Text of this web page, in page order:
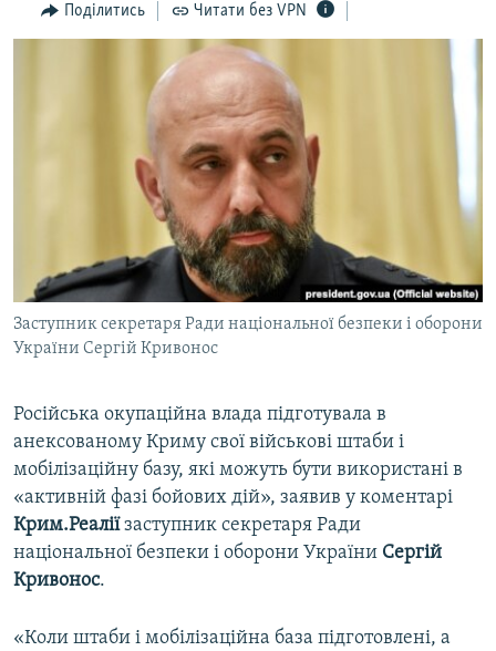
пошукуІНТЕРВ'Ю
СПЕЦПРОЕКТИ
ВІДЕОУРОКИ «ELIFBE»
СВІДЧЕННЯ ОКУПАЦІЇ
УКРАЇНСЬКА ПРОБЛЕМА КРИМУ
ІНФОГРАФІКА
ЯК ОБІЙТИ БЛОКУВАННЯ
ДОЛУЧАЙСЯ!
Поділитись Читати без VPN
Заступник секретаря Ради національної безпеки і оборони
України Сергій Кривонос
Російська окупаційна влада підготувала в
анексованому Криму свої військові штаби і
мобілізаційну базу, які можуть бути використані в
«активній фазі бойових дій», заявив у коментарі
Крим.Реаліїзаступник секретаря Ради
національної безпеки і оборони України Сергій
Кривонос.
«Коли штаби і мобілізаційна база підготовлені, а